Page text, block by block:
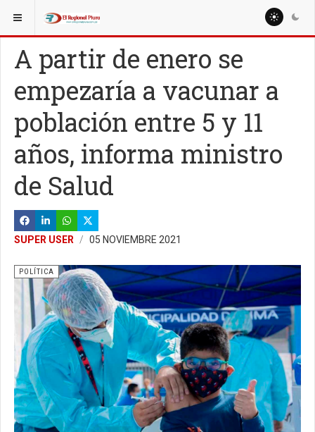
ESTÁ AQUÍ: NACIONALES
A partir de enero se
empezaría a vacunar a
población entre 5 y 11
años, informa ministro
de Salud
SUPER USER 05 NOVIEMBRE 2021
POLÍTICA